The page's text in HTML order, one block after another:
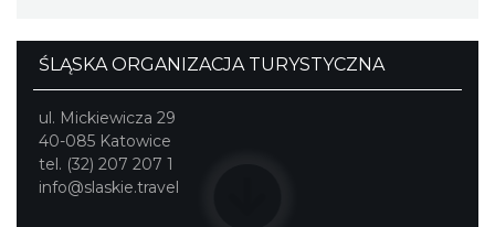
ŚLĄSKA ORGANIZACJA TURYSTYCZNA
ul. Mickiewicza 29
40-085 Katowice
tel. (32) 207 207 1
info@slaskie.travel